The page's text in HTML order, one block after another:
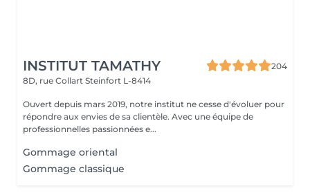
INSTITUT TAMATHY
204
8D, rue Collart Steinfort L-8414
Ouvert depuis mars 2019, notre institut ne cesse d'évoluer pour
répondre aux envies de sa clientèle. Avec une équipe de
professionnelles passionnées e...
Gommage oriental
Gommage classique